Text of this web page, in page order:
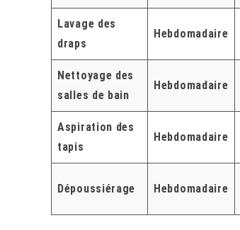
Lavage des
draps
Hebdomadaire
Nettoyage des
salles de bain
Hebdomadaire
Aspiration des
tapis
Hebdomadaire
Dépoussiérage Hebdomadaire